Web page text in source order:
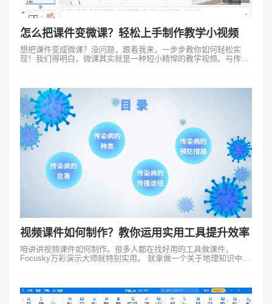
怎么把课件变微课？轻松上手制作教学小视频
想把课件变成微课？没问题，跟着我来，一步步教你如何轻松实
现！我们得明白，微课其实就是一种短小精悍的教学视频。与传统
视频课件如何制作？教你运用实用工具提升效率
咱讲讲视频课件如何制作。很多人都在找好用的工具做课件，
Focusky万彩演示大师就特别实用。 就拿做一个关于地理知识中火